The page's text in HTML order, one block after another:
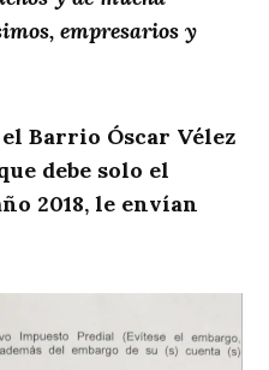
empresarios y
Barrio Óscar Vélez
debe solo el
2018, le envían